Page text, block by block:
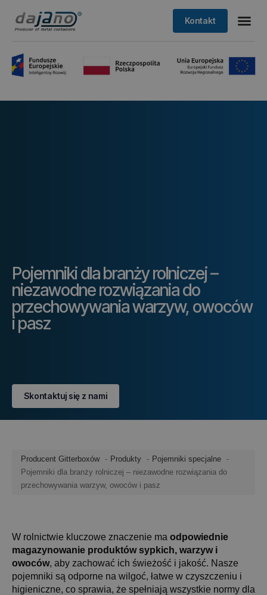
Kontakt
Pojemniki dla branży rolniczej –
niezawodne rozwiązania do
przechowywania warzyw, owoców
i pasz
Skontaktuj się z nami
Producent Gitterboxów Produkty
Pojemniki specjalne
Pojemniki dla branży rolniczej – niezawodne rozwiązania do
przechowywania warzyw, owoców i pasz
W rolnictwie kluczowe znaczenie ma odpowiednie
magazynowanie produktów sypkich, warzyw i
owoców, aby zachować ich świeżość i jakość. Nasze
pojemniki są odporne na wilgoć, łatwe w czyszczeniu i
higieniczne, co sprawia, że spełniają wszystkie normy dla